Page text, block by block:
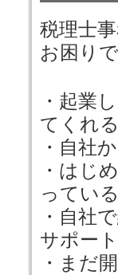
税理士
お困り
・起業
てくれ
・自社
・はじ
ってい
・自社
サポー
・まだ